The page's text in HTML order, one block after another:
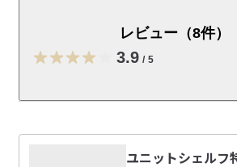
※奥行４１ｃｍタイプに連結できます。
組立説明書（PDF：1.3MB
レビュー（8件）
3.9 / 5
ユニットシェルフ